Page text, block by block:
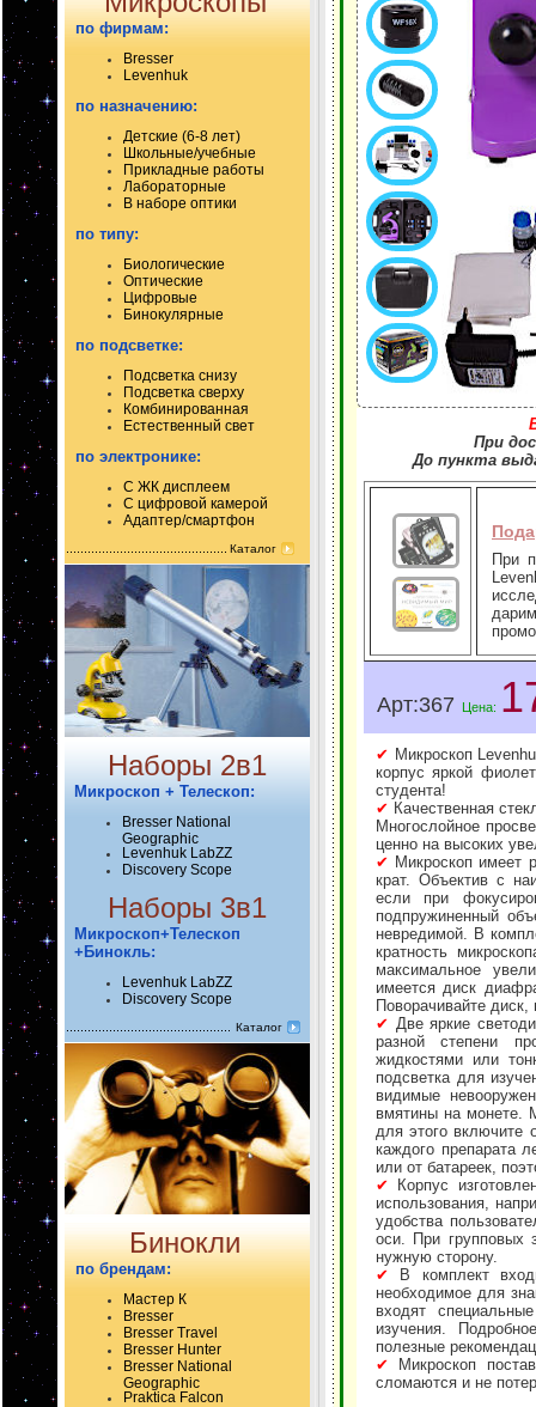
по фирмам:
Bresser
Levenhuk
по назначению:
Детские (6-8 лет)
Школьные/учебные
Прикладные работы
Лабораторные
В наборе оптики
по типу:
Биологические
Оптические
Цифровые
Бинокулярные
по подсветке:
Подсветка снизу
Подсветка сверху
Комбинированная
Естественный свет
по электронике:
С ЖК дисплеем
С цифровой камерой
Адаптер/смартфон
Каталог
Наборы 2в1
Микроскоп + Телескоп:
Bresser National
Geographic
Levenhuk LabZZ
Discovery Scope
Наборы 3в1
Микроскоп+Телескоп
+Бинокль:
Levenhuk LabZZ
Discovery Scope
Каталог
Бинокли
по брендам:
Мастер К
Bresser
Bresser Travel
Bresser Hunter
Bresser National
Geographic
Praktica Falcon
При
До пункта
При
Арт:367 Цена:
✔ Микроскоп
корпус яркой
студента!
✔ Качественная
Многослойное
ценно на высоких
✔ Микроскоп имеет
крат. Объектив с
если при
подпружиненный
невредимой. В
кратность
максимальное
имеется диск
Поворачивайте
✔ Две яркие
разной степени
жидкостями или
подсветка для
видимые
вмятины на монете.
для этого включите
каждого препарата
или от батареек,
✔ Корпус
использования,
удобства
оси. При групповых
нужную сторону.
✔ В комплект
необходимое для
входят
изучения.
полезные
✔ Микроскоп
сломаются и не